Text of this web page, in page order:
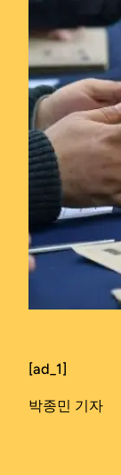
[ad_1]
박종민 기자